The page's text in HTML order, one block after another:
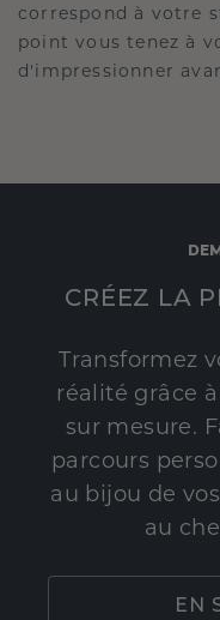
correspond à votre
point vous tenez à
d'impressionner
CRÉEZ LA
Transformez
réalité grâce
sur mesure.
parcours
au bijou de
au
EN